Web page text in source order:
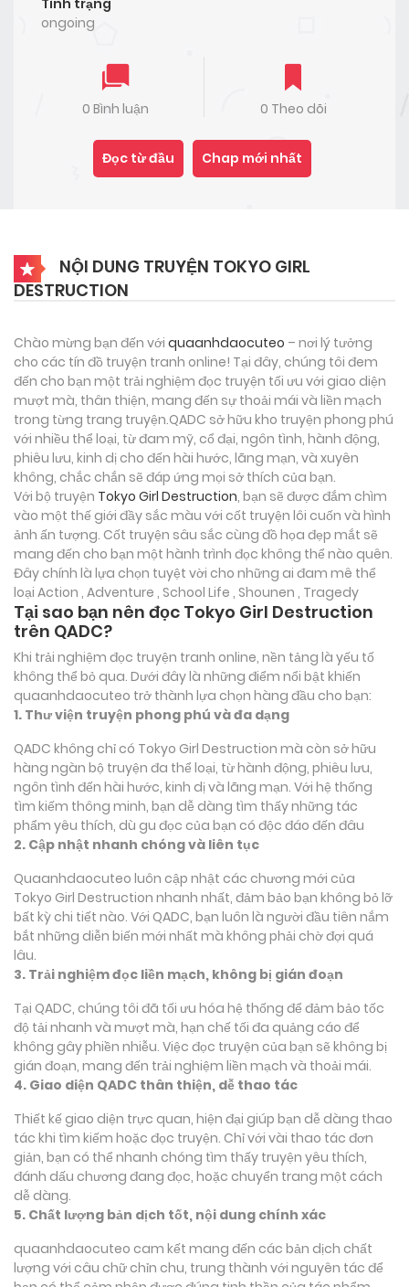
ongoing
0 Bình luận 0 Theo dõi
Đọc từ đầu Chap mới nhất
NỘI DUNG TRUYỆN TOKYO GIRL
DESTRUCTION
Chào mừng bạn đến với quaanhdaocuteo – nơi lý tưởng
cho các tín đồ truyện tranh online! Tại đây, chúng tôi đem
đến cho bạn một trải nghiệm đọc truyện tối ưu với giao diện
mượt mà, thân thiện, mang đến sự thoải mái và liền mạch
trong từng trang truyện.QADC sở hữu kho truyện phong phú
với nhiều thể loại, từ đam mỹ, cổ đại, ngôn tình, hành động,
phiêu lưu, kinh dị cho đến hài hước, lãng mạn, và xuyên
không, chắc chắn sẽ đáp ứng mọi sở thích của bạn.
Với bộ truyện Tokyo Girl Destruction, bạn sẽ được đắm chìm
vào một thế giới đầy sắc màu với cốt truyện lôi cuốn và hình
ảnh ấn tượng. Cốt truyện sâu sắc cùng đồ họa đẹp mắt sẽ
mang đến cho bạn một hành trình đọc không thể nào quên.
Đây chính là lựa chọn tuyệt vời cho những ai đam mê thể
loại Action , Adventure , School Life , Shounen , Tragedy
Tại sao bạn nên đọc Tokyo Girl Destruction
trên QADC?
Khi trải nghiệm đọc truyện tranh online, nền tảng là yếu tố
không thể bỏ qua. Dưới đây là những điểm nổi bật khiến
quaanhdaocuteo trở thành lựa chọn hàng đầu cho bạn:
1. Thư viện truyện phong phú và đa dạng
QADC không chỉ có Tokyo Girl Destruction mà còn sở hữu
hàng ngàn bộ truyện đa thể loại, từ hành động, phiêu lưu,
ngôn tình đến hài hước, kinh dị và lãng mạn. Với hệ thống
tìm kiếm thông minh, bạn dễ dàng tìm thấy những tác
phẩm yêu thích, dù gu đọc của bạn có độc đáo đến đâu
2. Cập nhật nhanh chóng và liên tục
Quaanhdaocuteo luôn cập nhật các chương mới của
Tokyo Girl Destruction nhanh nhất, đảm bảo bạn không bỏ lỡ
bất kỳ chi tiết nào. Với QADC, bạn luôn là người đầu tiên nắm
bắt những diễn biến mới nhất mà không phải chờ đợi quá
lâu.
3. Trải nghiệm đọc liền mạch, không bị gián đoạn
Tại QADC, chúng tôi đã tối ưu hóa hệ thống để đảm bảo tốc
độ tải nhanh và mượt mà, hạn chế tối đa quảng cáo để
không gây phiền nhiễu. Việc đọc truyện của bạn sẽ không bị
gián đoạn, mang đến trải nghiệm liền mạch và thoải mái.
4. Giao diện QADC thân thiện, dễ thao tác
Thiết kế giao diện trực quan, hiện đại giúp bạn dễ dàng thao
tác khi tìm kiếm hoặc đọc truyện. Chỉ với vài thao tác đơn
giản, bạn có thể nhanh chóng tìm thấy truyện yêu thích,
đánh dấu chương đang đọc, hoặc chuyển trang một cách
dễ dàng.
5. Chất lượng bản dịch tốt, nội dung chính xác
quaanhdaocuteo cam kết mang đến các bản dịch chất
lượng với câu chữ chỉn chu, trung thành với nguyên tác để